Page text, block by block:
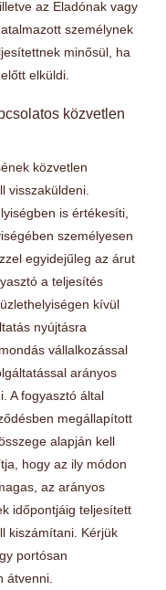
az Eladónak vagy
személynek
minősül, ha
elküldi.
közvetlen
közvetlen
visszaküldeni.
is értékesíti,
személyesen
egyidejűleg az árut
a teljesítés
kívül
nyújtásra
vállalkozással
arányos
A fogyasztó által
megállapított
alapján kell
hogy az ily módon
az arányos
időpontjáig teljesített
kiszámítani. Kérjük
portósan
átvenni.